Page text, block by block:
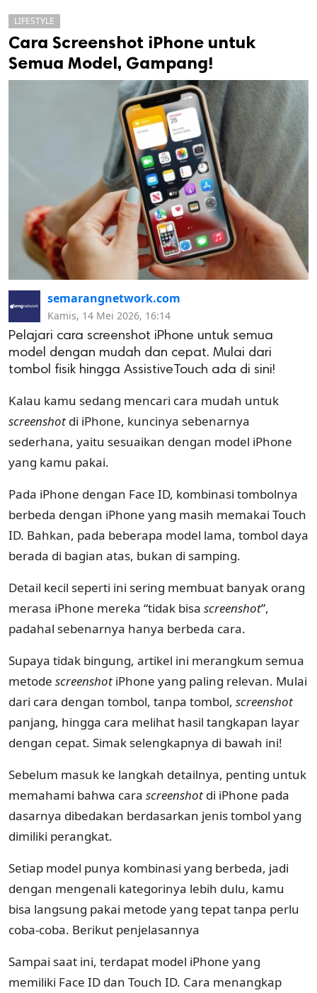
LIFESTYLE
Cara Screenshot iPhone untuk
Semua Model, Gampang!
semarangnetwork.com
Kamis, 14 Mei 2026, 16:14
Pelajari cara screenshot iPhone untuk semua
model dengan mudah dan cepat. Mulai dari
tombol fisik hingga AssistiveTouch ada di sini!
Kalau kamu sedang mencari cara mudah untuk
screenshot di iPhone, kuncinya sebenarnya
sederhana, yaitu sesuaikan dengan model iPhone
yang kamu pakai.
Pada iPhone dengan Face ID, kombinasi tombolnya
berbeda dengan iPhone yang masih memakai Touch
ID. Bahkan, pada beberapa model lama, tombol daya
berada di bagian atas, bukan di samping.
Detail kecil seperti ini sering membuat banyak orang
merasa iPhone mereka “tidak bisa screenshot”,
padahal sebenarnya hanya berbeda cara.
Supaya tidak bingung, artikel ini merangkum semua
metode screenshot iPhone yang paling relevan. Mulai
dari cara dengan tombol, tanpa tombol, screenshot
panjang, hingga cara melihat hasil tangkapan layar
dengan cepat. Simak selengkapnya di bawah ini!
Sebelum masuk ke langkah detailnya, penting untuk
memahami bahwa cara screenshot di iPhone pada
dasarnya dibedakan berdasarkan jenis tombol yang
dimiliki perangkat.
Setiap model punya kombinasi yang berbeda, jadi
dengan mengenali kategorinya lebih dulu, kamu
bisa langsung pakai metode yang tepat tanpa perlu
coba-coba. Berikut penjelasannya
Sampai saat ini, terdapat model iPhone yang
memiliki Face ID dan Touch ID. Cara menangkap